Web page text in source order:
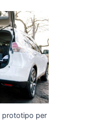
prototipo per